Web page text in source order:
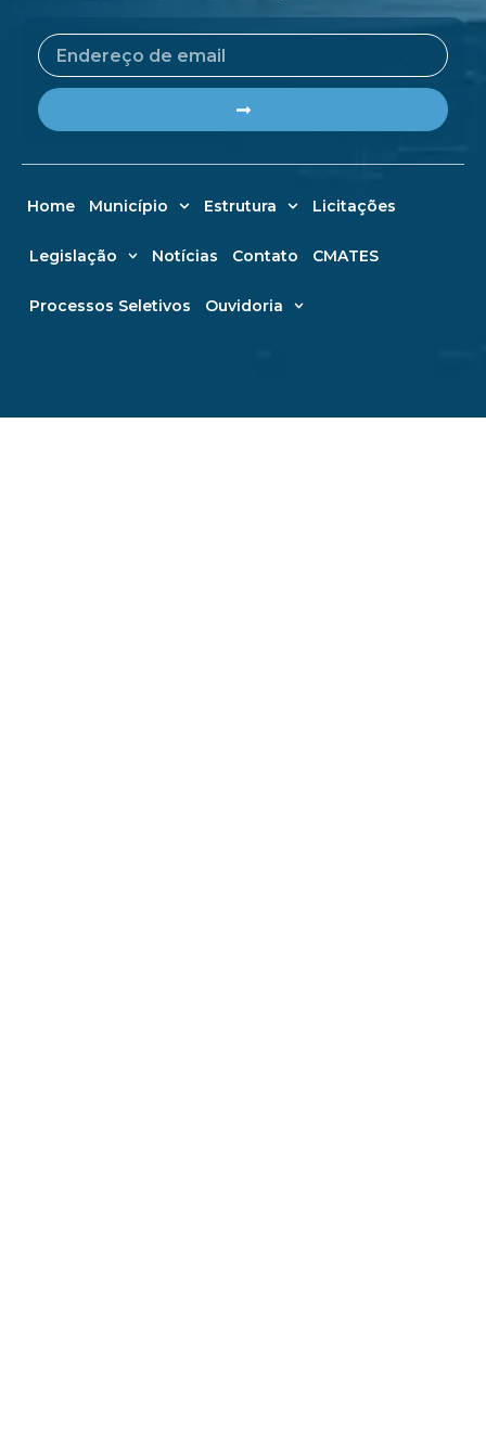
Email
Home Município Estrutura Licitações
Legislação Notícias Contato CMATES
Processos Seletivos Ouvidoria